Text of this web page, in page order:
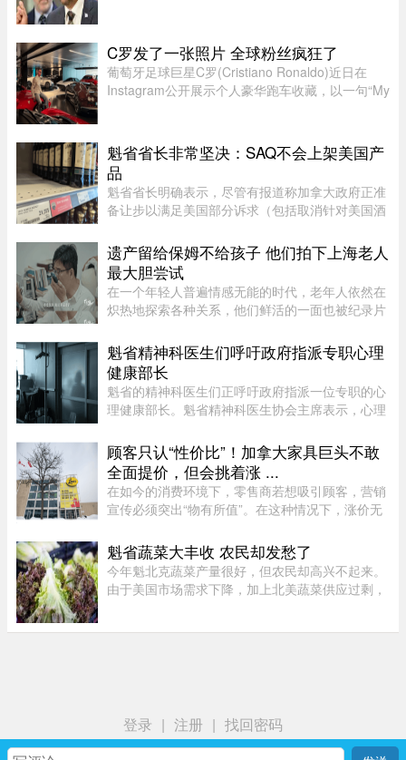
C罗发了一张照片 全球粉丝疯狂了
葡萄牙足球巨星C罗(Cristiano Ronaldo)近日在
Instagram公开展示个人豪华跑车收藏，以一句“My
Royce、McLaren、Bugatti等 ...
魁省省长非常坚决：SAQ不会上架美国产
品
魁省省长明确表示，尽管有报道称加拿大政府正准
备让步以满足美国部分诉求（包括取消针对美国酒
任何美国产品。根据省长 Christine Fréchette 办公
室周五发表的声明，在 ...
遗产留给保姆不给孩子 他们拍下上海老人
最大胆尝试
在一个年轻人普遍情感无能的时代，老年人依然在
炽热地探索各种关系，他们鲜活的一面也被纪录片
配和情感纠纷片段，《前浪》系列在做的其实是激
发大众重新审视每个人都将 ...
魁省精神科医生们呼吁政府指派专职心理
健康部长
魁省的精神科医生们正呼吁政府指派一位专职的心
理健康部长。魁省精神科医生协会主席表示，心理
保心理健康问题在选举周期之后依然能被列为优先
事项。在蒙特利尔无家可归 ...
顾客只认“性价比”！加拿大家具巨头不敢
全面提价，但会挑着涨 ...
在如今的消费环境下，零售商若想吸引顾客，营销
宣传必须突出“物有所值”。在这种情况下，涨价无
持续挤压利润空间，Leon’s Furniture Ltd.（LNF-
T）的管理层表示，公 ...
魁省蔬菜大丰收 农民却发愁了
今年魁北克蔬菜产量很好，但农民却高兴不起来。
由于美国市场需求下降，加上北美蔬菜供应过剩，
登录 | 注册 | 找回密码